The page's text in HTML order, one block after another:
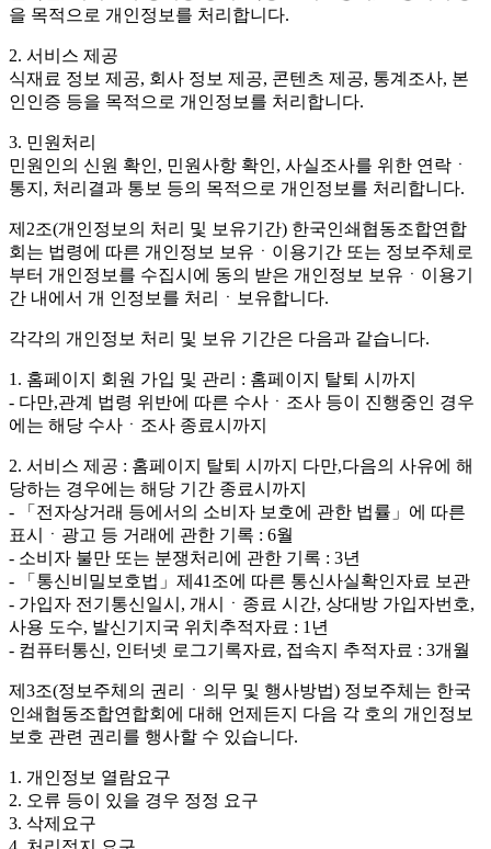
을 목적으로 개인정보를 처리합니다.
2. 서비스 제공
식재료 정보 제공, 회사 정보 제공, 콘텐츠 제공, 통계조사, 본
인인증 등을 목적으로 개인정보를 처리합니다.
3. 민원처리
민원인의 신원 확인, 민원사항 확인, 사실조사를 위한 연락ㆍ
통지, 처리결과 통보 등의 목적으로 개인정보를 처리합니다.
제2조(개인정보의 처리 및 보유기간) 한국인쇄협동조합연합
회는 법령에 따른 개인정보 보유ㆍ이용기간 또는 정보주체로
부터 개인정보를 수집시에 동의 받은 개인정보 보유ㆍ이용기
간 내에서 개 인정보를 처리ㆍ보유합니다.
각각의 개인정보 처리 및 보유 기간은 다음과 같습니다.
1. 홈페이지 회원 가입 및 관리 : 홈페이지 탈퇴 시까지
- 다만,관계 법령 위반에 따른 수사ㆍ조사 등이 진행중인 경우
에는 해당 수사ㆍ조사 종료시까지
2. 서비스 제공 : 홈페이지 탈퇴 시까지 다만,다음의 사유에 해
당하는 경우에는 해당 기간 종료시까지
- 「전자상거래 등에서의 소비자 보호에 관한 법률」에 따른
표시ㆍ광고 등 거래에 관한 기록 : 6월
- 소비자 불만 또는 분쟁처리에 관한 기록 : 3년
- 「통신비밀보호법」제41조에 따른 통신사실확인자료 보관
- 가입자 전기통신일시, 개시ㆍ종료 시간, 상대방 가입자번호,
사용 도수, 발신기지국 위치추적자료 : 1년
- 컴퓨터통신, 인터넷 로그기록자료, 접속지 추적자료 : 3개월
제3조(정보주체의 권리ㆍ의무 및 행사방법) 정보주체는 한국
인쇄협동조합연합회에 대해 언제든지 다음 각 호의 개인정보
보호 관련 권리를 행사할 수 있습니다.
1. 개인정보 열람요구
2. 오류 등이 있을 경우 정정 요구
3. 삭제요구